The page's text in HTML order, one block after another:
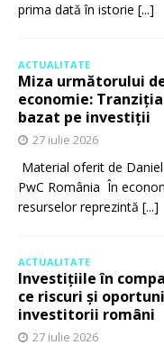
prima dată în istorie [...]
ACTUALITATE
Miza următorului
economie:
bazat pe investiții
27 iulie 2026
Material oferit de
PwC România În
resurselor reprezintă [...]
ACTUALITATE
Investițiile în
ce riscuri și
investitorii români
27 iulie 2026